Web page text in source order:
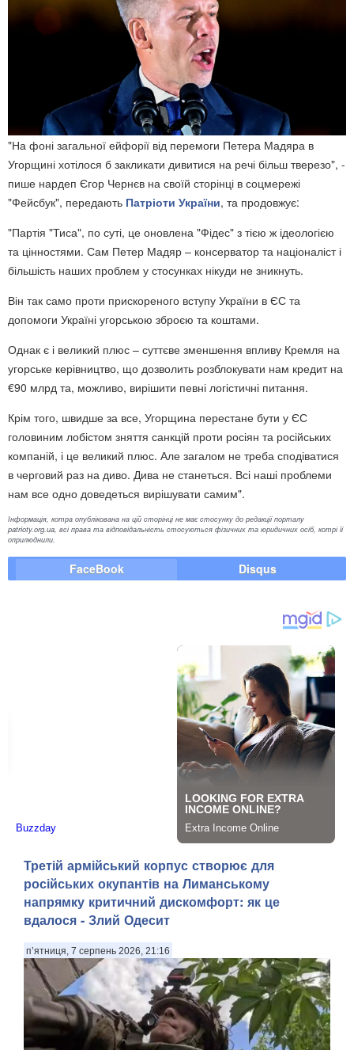
"На фоні загальної ейфорії від перемоги Петера Мадяра в
Угорщині хотілося б закликати дивитися на речі більш тверезо", -
пише нардеп Єгор Чернєв на своїй сторінці в соцмережі
"Фейсбук", передають Патріоти України, та продовжує:
"Партія "Тиса", по суті, це оновлена "Фідес" з тією ж ідеологією
та цінностями. Сам Петер Мадяр – консерватор та націоналіст і
більшість наших проблем у стосунках нікуди не зникнуть.
Він так само проти прискореного вступу України в ЄС та
допомоги Україні угорською зброєю та коштами.
Однак є і великий плюс – суттєве зменшення впливу Кремля на
угорське керівництво, що дозволить розблокувати нам кредит на
€90 млрд та, можливо, вирішити певні логістичні питання.
Крім того, швидше за все, Угорщина перестане бути у ЄС
головиним лобістом зняття санкцій проти росіян та російських
компаній, і це великий плюс. Але загалом не треба сподіватися
в черговий раз на диво. Дива не станеться. Всі наші проблеми
нам все одно доведеться вирішувати самим".
Інформація, котра опублікована на цій сторінці не має стосунку до редакції порталу
patrioty.org.ua, всі права та відповідальність стосуються фізичних та юридичних осіб, котрі її
оприлюднили.
FaceBook Disqus
Третій армійський корпус створює для
російських окупантів на Лиманському
напрямку критичний дискомфорт: як це
вдалося - Злий Одесит
п’ятниця, 7 серпень 2026, 21:16